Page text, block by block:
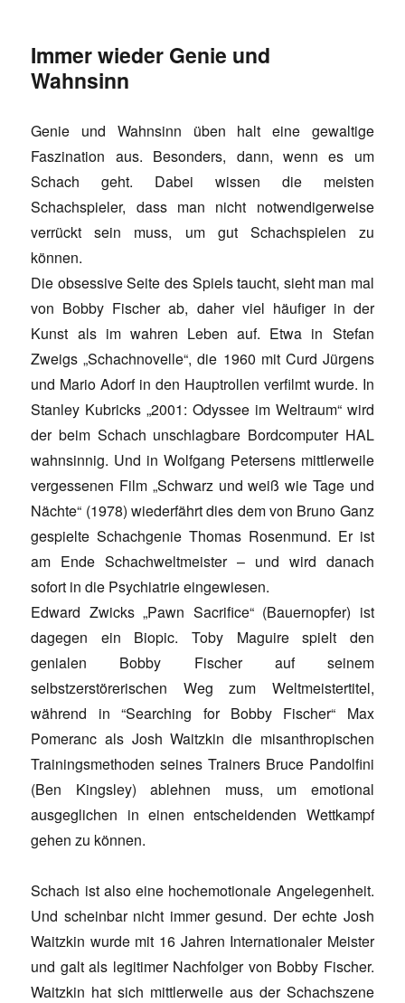
Immer wieder Genie und
Wahnsinn
Genie und Wahnsinn üben halt eine gewaltige
Faszination aus. Besonders, dann, wenn es um
Schach geht. Dabei wissen die meisten
Schachspieler, dass man nicht notwendigerweise
verrückt sein muss, um gut Schachspielen zu
können.
Die obsessive Seite des Spiels taucht, sieht man mal
von Bobby Fischer ab, daher viel häufiger in der
Kunst als im wahren Leben auf. Etwa in Stefan
Zweigs „Schachnovelle“, die 1960 mit Curd Jürgens
und Mario Adorf in den Hauptrollen verfilmt wurde. In
Stanley Kubricks „2001: Odyssee im Weltraum“ wird
der beim Schach unschlagbare Bordcomputer HAL
wahnsinnig. Und in Wolfgang Petersens mittlerweile
vergessenen Film „Schwarz und weiß wie Tage und
Nächte“ (1978) wiederfährt dies dem von Bruno Ganz
gespielte Schachgenie Thomas Rosenmund. Er ist
am Ende Schachweltmeister – und wird danach
sofort in die Psychiatrie eingewiesen.
Edward Zwicks „Pawn Sacrifice“ (Bauernopfer) ist
dagegen ein Biopic. Toby Maguire spielt den
genialen Bobby Fischer auf seinem
selbstzerstörerischen Weg zum Weltmeistertitel,
während in “Searching for Bobby Fischer“ Max
Pomeranc als Josh Waitzkin die misanthropischen
Trainingsmethoden seines Trainers Bruce Pandolfini
(Ben Kingsley) ablehnen muss, um emotional
ausgeglichen in einen entscheidenden Wettkampf
gehen zu können.
Schach ist also eine hochemotionale Angelegenheit.
Und scheinbar nicht immer gesund. Der echte Josh
Waitzkin wurde mit 16 Jahren Internationaler Meister
und galt als legitimer Nachfolger von Bobby Fischer.
Waitzkin hat sich mittlerweile aus der Schachszene